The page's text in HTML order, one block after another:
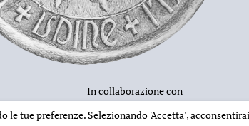
In collaborazione con
le tue preferenze. Selezionando 'Accetta',